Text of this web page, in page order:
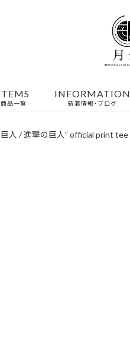
商品一覧
INFORMATION
新着情報・ブログ
人 / 進撃の巨人” official print tee